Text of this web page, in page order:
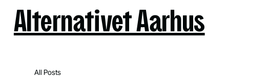
Alternativet Aarhus
All Posts